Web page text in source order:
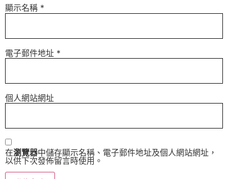
顯示名稱 *
電子郵件地址 *
個人網站網址
在瀏覽器中儲存顯示名稱、電子郵件地址及個人網站網址，
以供下次發佈留言時使用。